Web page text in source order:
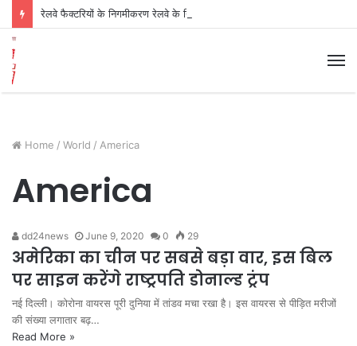
Home / World / America
America
dd24news June 9, 2020 0 29
अमेरिका का चीन पर सबसे बड़ा वार, इस बिल
पर साइन करेंगे राष्ट्रपति डोनाल्ड ट्रंप
नई दिल्ली। कोरोना वायरस पूरी दुनिया में तांडव मचा रखा है। इस वायरस से पीड़ित मरीजों
की संख्या लगातार बढ़…
Read More »